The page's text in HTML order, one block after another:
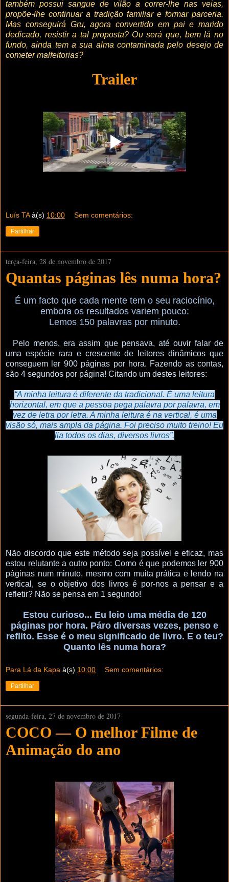
também possui sangue de vilão a correr-lhe nas veias,
propõe-lhe continuar a tradição familiar e formar parceria.
Mas conseguirá Gru, agora convertido em pai e marido
dedicado, resistir a tal proposta? Ou será que, bem lá no
fundo, ainda tem a sua alma contaminada pelo desejo de
cometer malfeitorias?
Trailer
Luís TA à(s) 10:00 Sem comentários:
Partilhar
terça-feira, 28 de novembro de 2017
Quantas páginas lês numa hora?
É um facto que cada mente tem o seu raciocínio,
embora os resultados variem pouco:
Lemos 150 palavras por minuto.
Pelo menos, era assim que pensava, até ouvir falar de
uma espécie rara e crescente de leitores dinâmicos que
conseguem ler 900 páginas por hora. Fazendo as contas,
são 4 segundos por página! Citando um destes leitores:
“A minha leitura é diferente da tradicional. É uma leitura
horizontal, em que a pessoa pega palavra por palavra, em
vez de letra por letra. A minha leitura é na vertical, é uma
visão só, mais ampla da página. Foi preciso muito treino! Eu
lia todos os dias, diversos livros”.
Não discordo que este método seja possível e eficaz, mas
estou relutante a outro ponto: Como é que podemos ler 900
páginas num minuto, mesmo com muita prática e lendo na
vertical, se o objetivo dos livros é por-nos a pensar e a
refletir? Não se pensa em 1 segundo!
Estou curioso... Eu leio uma média de 120
páginas por hora. Páro diversas vezes, penso e
reflito. Esse é o meu significado de livro. E o teu?
Quanto lês numa hora?
Para Lá da Kapa à(s) 10:00 Sem comentários:
Partilhar
segunda-feira, 27 de novembro de 2017
COCO — O melhor Filme de
Animação do ano